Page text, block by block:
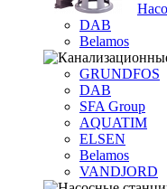
DAB
Belamos
GRUNDFOS
DAB
SFA Group
AQUATIM
ELSEN
Belamos
VANDJORD